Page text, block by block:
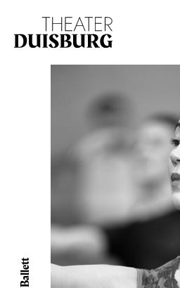
Zur Hauptnavigation springen
Zum Footer springen
Ballett